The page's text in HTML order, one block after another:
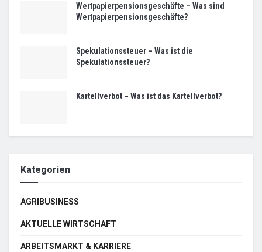
Wertpapierpensionsgeschäfte – Was sind
Wertpapierpensionsgeschäfte?
Spekulationssteuer – Was ist die
Spekulationssteuer?
Kartellverbot – Was ist das Kartellverbot?
Kategorien
AGRIBUSINESS
AKTUELLE WIRTSCHAFT
ARBEITSMARKT & KARRIERE